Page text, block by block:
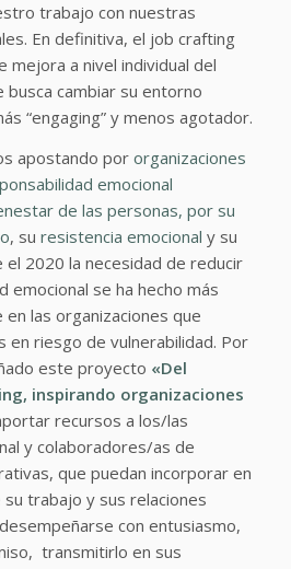
trabajo con nuestras
En definitiva, el job crafting
mejora a nivel individual del
cambiar su entorno
“engaging” y menos agotador.
apostando pororganizaciones
emocional
de las personas, por su
, su resistencia emocional y su
el 2020 la necesidad de reducir
emocional se ha hecho más
las organizaciones que
en riesgo de vulnerabilidad. Por
este proyecto «Del
inspirando organizaciones
recursos a los/las
y colaboradores/as de
que puedan incorporar en
trabajo y sus relaciones
con entusiasmo,
transmitirlo en sus